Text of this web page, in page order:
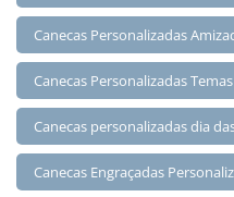
Canecas Personalizadas
Canecas Personalizadas
Canecas personalizadas dia
Canecas Engraçadas